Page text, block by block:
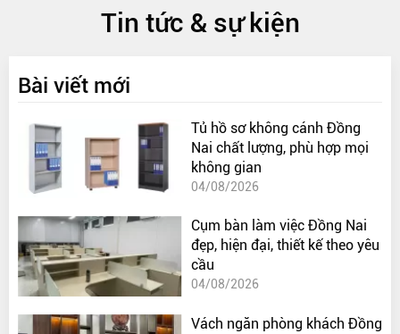
Tin tức & sự kiện
Bài viết mới
Tủ hồ sơ không cánh Đồng
Nai chất lượng, phù hợp mọi
không gian
04/08/2026
Cụm bàn làm việc Đồng Nai
đẹp, hiện đại, thiết kế theo yêu
cầu
04/08/2026
Vách ngăn phòng khách Đồng